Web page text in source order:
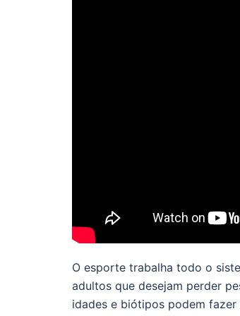
O esporte trabalha todo o
adultos que desejam perder
idades e biótipos podem